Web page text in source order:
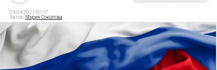
04.04.2021 00:17
Автор: Мария Соколова